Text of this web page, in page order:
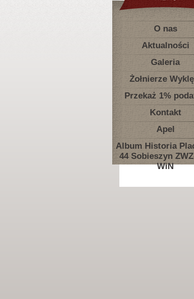
O nas
Aktualności
Galeria
Żołnierze
Przekaż 1%
Kontakt
Apel
Album Historia
44 Sobieszyn
WiN